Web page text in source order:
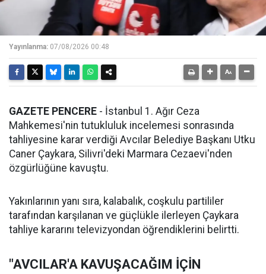
Yayınlanma: 07/08/2026 00:48
GAZETE PENCERE - İstanbul 1. Ağır Ceza
Mahkemesi'nin tutukluluk incelemesi sonrasında
tahliyesine karar verdiği Avcılar Belediye Başkanı Utku
Caner Çaykara, Silivri'deki Marmara Cezaevi'nden
özgürlüğüne kavuştu.
Yakınlarının yanı sıra, kalabalık, coşkulu partililer
tarafından karşılanan ve güçlükle ilerleyen Çaykara
tahliye kararını televizyondan öğrendiklerini belirtti.
"AVCILAR'A KAVUŞACAĞIM İÇİN